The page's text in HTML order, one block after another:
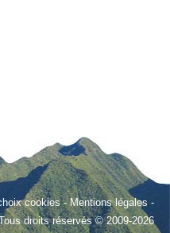
cookies-Mentions légales -
droits réservés © 2009-2026